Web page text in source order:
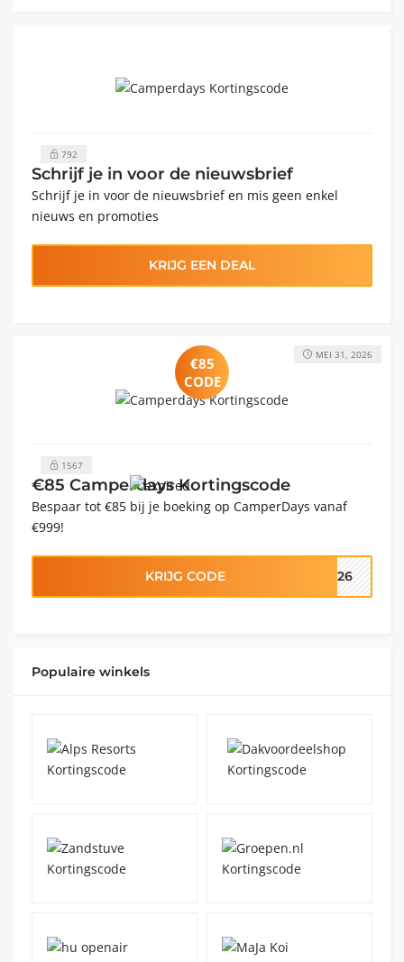
792
Schrijf je in voor de nieuwsbrief
Schrijf je in voor de nieuwsbrief en mis geen enkel
nieuws en promoties
KRIJG EEN DEAL
€85
CODE
1567
€85 Camperdays Kortingscode
Bespaar tot €85 bij je boeking op CamperDays vanaf
€999!
MEI 31, 2026
KRIJG CODE 2026
Populaire winkels